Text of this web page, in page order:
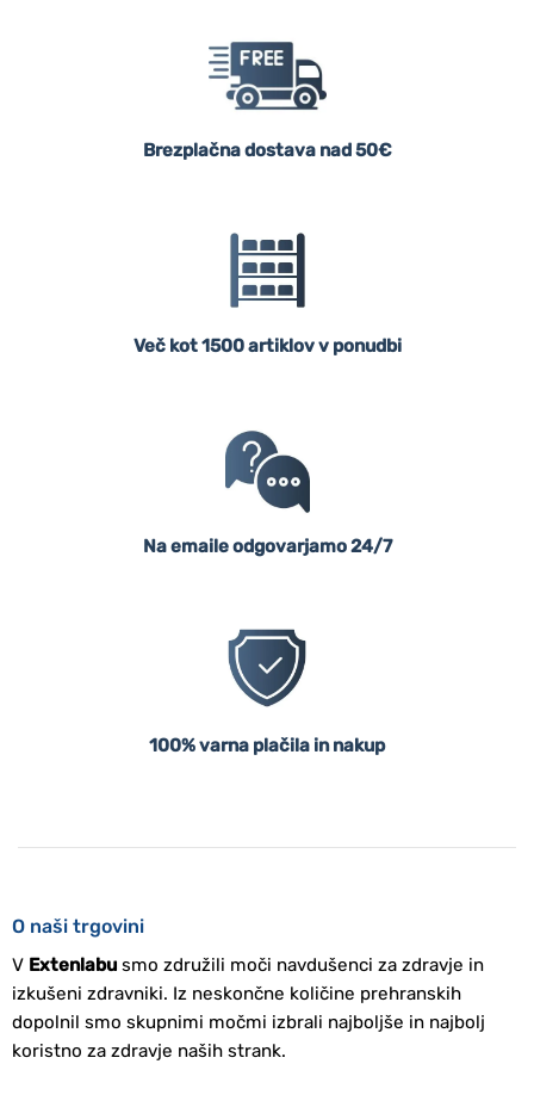
Brezplačna dostava nad 50€
Več kot 1500 artiklov v ponudbi
Na emaile odgovarjamo 24/7
100% varna plačila in nakup
O naši trgovini
V Extenlabusmo združili moči navdušenci za zdravje in
izkušeni zdravniki. Iz neskončne količine prehranskih
dopolnil smo skupnimi močmi izbrali najboljše in najbolj
koristno za zdravje naših strank.